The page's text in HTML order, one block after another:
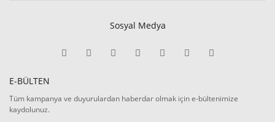
Sosyal Medya
E-BÜLTEN
Tüm kampanya ve duyurulardan haberdar olmak için e-bültenimize
kaydolunuz.